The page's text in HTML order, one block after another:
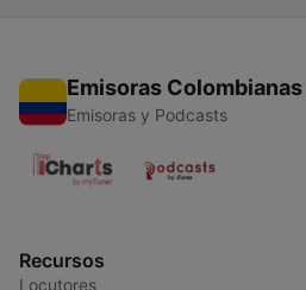
Emisoras Colombianas
Emisoras y Podcasts
Recursos
Locutores